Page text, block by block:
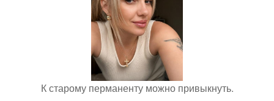
К старому перманенту можно привыкнуть.